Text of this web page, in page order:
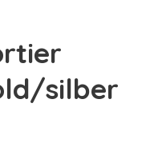
silber